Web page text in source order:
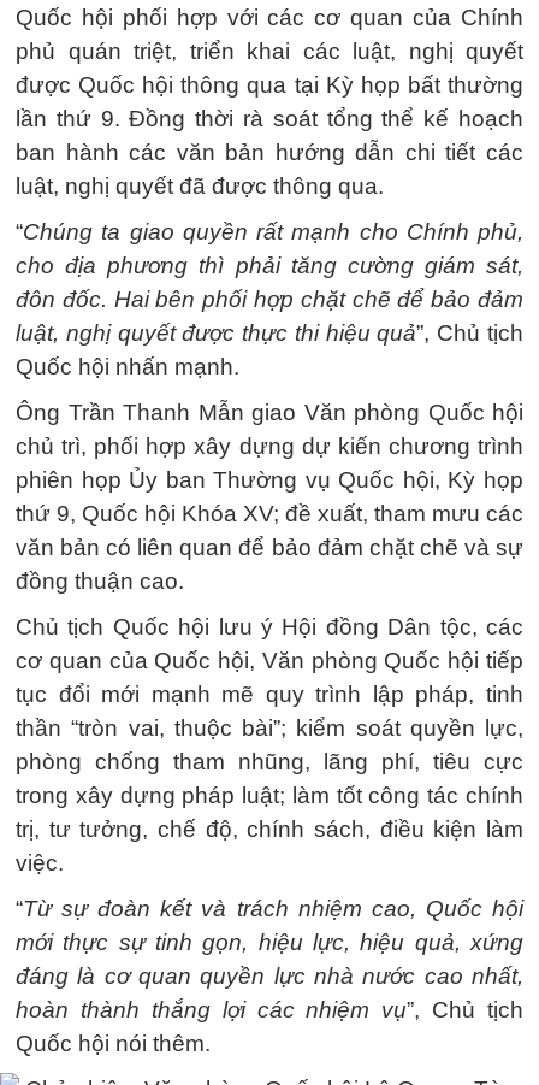
Quốc hội phối hợp với các cơ quan của Chính
phủ quán triệt, triển khai các luật, nghị quyết
được Quốc hội thông qua tại Kỳ họp bất thường
lần thứ 9. Đồng thời rà soát tổng thể kế hoạch
ban hành các văn bản hướng dẫn chi tiết các
luật, nghị quyết đã được thông qua.
“Chúng ta giao quyền rất mạnh cho Chính phủ,
cho địa phương thì phải tăng cường giám sát,
đôn đốc. Hai bên phối hợp chặt chẽ để bảo đảm
luật, nghị quyết được thực thi hiệu quả”, Chủ tịch
Quốc hội nhấn mạnh.
Ông Trần Thanh Mẫn giao Văn phòng Quốc hội
chủ trì, phối hợp xây dựng dự kiến chương trình
phiên họp Ủy ban Thường vụ Quốc hội, Kỳ họp
thứ 9, Quốc hội Khóa XV; đề xuất, tham mưu các
văn bản có liên quan để bảo đảm chặt chẽ và sự
đồng thuận cao.
Chủ tịch Quốc hội lưu ý Hội đồng Dân tộc, các
cơ quan của Quốc hội, Văn phòng Quốc hội tiếp
tục đổi mới mạnh mẽ quy trình lập pháp, tinh
thần “tròn vai, thuộc bài”; kiểm soát quyền lực,
phòng chống tham nhũng, lãng phí, tiêu cực
trong xây dựng pháp luật; làm tốt công tác chính
trị, tư tưởng, chế độ, chính sách, điều kiện làm
việc.
“Từ sự đoàn kết và trách nhiệm cao, Quốc hội
mới thực sự tinh gọn, hiệu lực, hiệu quả, xứng
đáng là cơ quan quyền lực nhà nước cao nhất,
hoàn thành thắng lợi các nhiệm vụ”, Chủ tịch
Quốc hội nói thêm.